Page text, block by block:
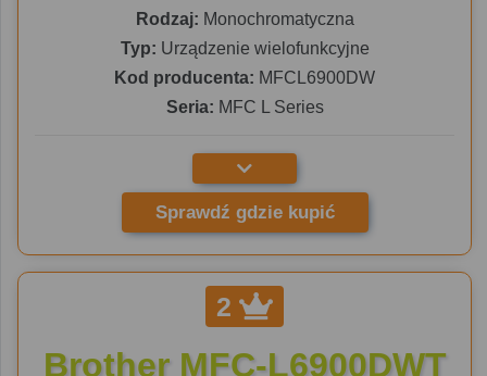
Rodzaj: Monochromatyczna
Typ: Urządzenie wielofunkcyjne
Kod producenta: MFCL6900DW
Seria: MFC L Series
Sprawdź gdzie kupić
2
Brother MFC-L6900DWT